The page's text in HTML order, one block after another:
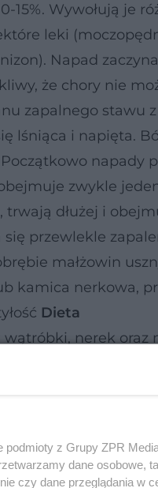
Wywołują je
leki
Napad
że chory nie
zapalnego stawu
lśniąca i napięta.
napady
zwykle
dłużej i
się przewlekle
małżowin
kamica nerkowa,
Dieta
nerek oraz
pokarmy bogate
bób) oraz
moczowego we
podmioty z Grupy ZPR
dane osobowe,
czy dane przeglądania w